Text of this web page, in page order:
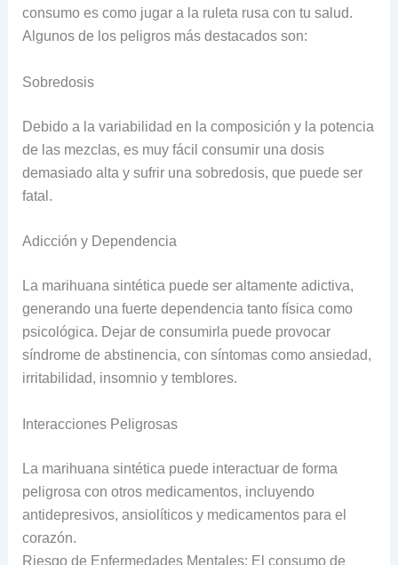
consumo es como jugar a la ruleta rusa con tu salud.
Algunos de los peligros más destacados son:
Sobredosis
Debido a la variabilidad en la composición y la potencia
de las mezclas, es muy fácil consumir una dosis
demasiado alta y sufrir una sobredosis, que puede ser
fatal.
Adicción y Dependencia
La marihuana sintética puede ser altamente adictiva,
generando una fuerte dependencia tanto física como
psicológica. Dejar de consumirla puede provocar
síndrome de abstinencia, con síntomas como ansiedad,
irritabilidad, insomnio y temblores.
Interacciones Peligrosas
La marihuana sintética puede interactuar de forma
peligrosa con otros medicamentos, incluyendo
antidepresivos, ansiolíticos y medicamentos para el
corazón.
Riesgo de Enfermedades Mentales: El consumo de